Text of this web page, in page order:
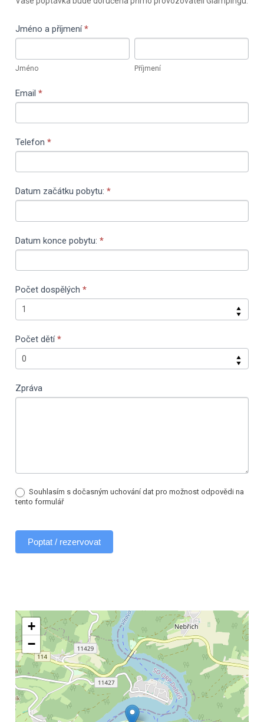
Marina
Jméno a příjmení*
Jméno Příjmení
Email *
Telefon *
Datum začátku pobytu: *
Datum konce pobytu: *
Počet dospělých *
Počet dětí*
Zpráva
Souhlasím s dočasným uchování dat pro možnost odpovědi na
tento formulář
Poptat / rezervovat
If
are
human,
leave
this
+
−